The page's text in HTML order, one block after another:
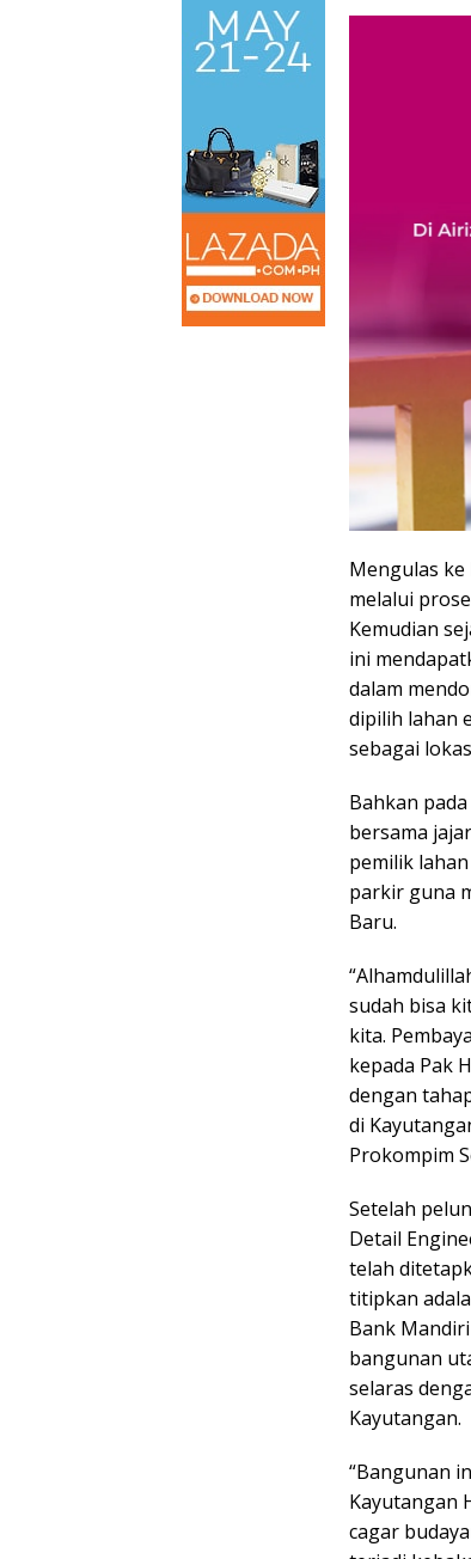
Mengulas
melalui
Kemudian
ini
dalam
dipilih lahan
sebagai
Bahkan
bersama
pemilik
parkir guna
Baru.
sudah bisa
kita.
kepada Pak
dengan
di
Prokompim
Setelah
Detail
telah
titipkan
Bank
bangunan
selaras
Kayutangan.
“Bangunan
Kayutangan
cagar